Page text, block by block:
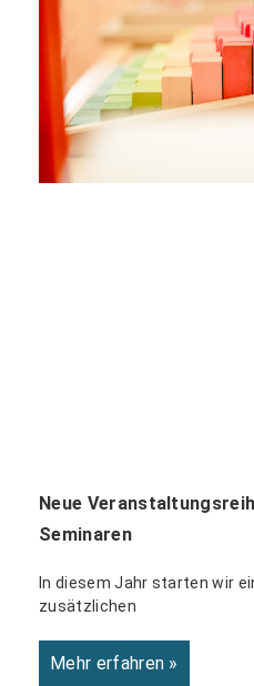
Neue
Seminaren
In diesem Jahr starten wir
zusätzlichen
Mehr erfahren »